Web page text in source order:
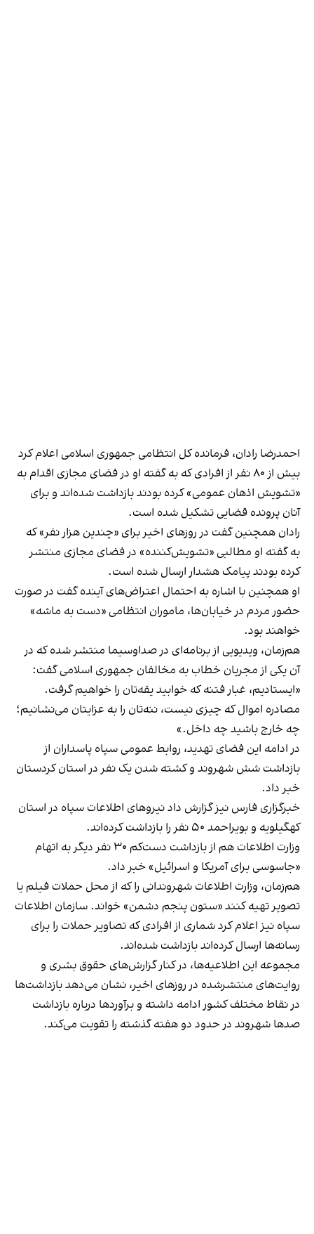
احمدرضا رادان، فرمانده کل انتظامی جمهوری اسلامی اعلام کرد
بیش از ۸۰ نفر از افرادی که به گفته او در فضای مجازی اقدام به
«تشویش اذهان عمومی» کرده بودند بازداشت شده‌اند و برای
آنان پرونده قضایی تشکیل شده است.
رادان همچنین گفت در روزهای اخیر برای «چندین هزار نفر» که
به گفته او مطالبی «تشویش‌کننده» در فضای مجازی منتشر
کرده بودند پیامک هشدار ارسال شده است.
او همچنین با اشاره به احتمال اعتراض‌های آینده گفت در صورت
حضور مردم در خیابان‌ها، ماموران انتظامی «دست به ماشه»
خواهند بود.
هم‌زمان، ویدیویی از برنامه‌ای در صداوسیما منتشر شده که در
آن یکی از مجریان خطاب به مخالفان جمهوری اسلامی گفت:
«ایستادیم، غبار فتنه که خوابید یقه‌تان را خواهیم گرفت.
مصادره اموال که چیزی نیست، ننه‌تان را به عزایتان می‌نشانیم؛
چه خارج باشید چه داخل.»
در ادامه این فضای تهدید، روابط عمومی سپاه پاسداران از
بازداشت شش شهروند و کشته شدن یک نفر در استان کردستان
خبر داد.
خبرگزاری فارس نیز گزارش داد نیروهای اطلاعات سپاه در استان
کهگیلویه و بویراحمد ۵۰ نفر را بازداشت کرده‌اند.
وزارت اطلاعات هم از بازداشت دست‌کم ۳۰ نفر دیگر به اتهام
«جاسوسی برای آمریکا و اسرائیل» خبر داد.
هم‌زمان، وزارت اطلاعات شهروندانی را که از محل حملات فیلم یا
تصویر تهیه کنند «ستون پنجم دشمن» خواند. سازمان اطلاعات
سپاه نیز اعلام کرد شماری از افرادی که تصاویر حملات را برای
رسانه‌ها ارسال کرده‌اند بازداشت شده‌اند.
مجموعه این اطلاعیه‌ها، در کنار گزارش‌های حقوق بشری و
روایت‌های منتشرشده در روزهای اخیر، نشان می‌دهد بازداشت‌ها
در نقاط مختلف کشور ادامه داشته و برآوردها درباره بازداشت
صدها شهروند در حدود دو هفته گذشته را تقویت می‌کند.